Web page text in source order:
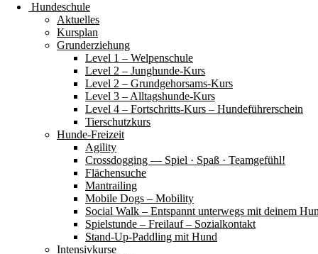
Hundeschule
Aktuelles
Kursplan
Grunderziehung
Level 1 – Welpenschule
Level 2 – Junghunde-Kurs
Level 2 – Grundgehorsams-Kurs
Level 3 – Alltagshunde-Kurs
Level 4 – Fortschritts-Kurs – Hundeführerschein
Tierschutzkurs
Hunde-Freizeit
Agility
Crossdogging — Spiel · Spaß · Teamgefühl!
Flächensuche
Mantrailing
Mobile Dogs – Mobility
Social Walk – Entspannt unterwegs mit deinem
Spielstunde – Freilauf – Sozialkontakt
Stand-Up-Paddling mit Hund
Intensivkurse